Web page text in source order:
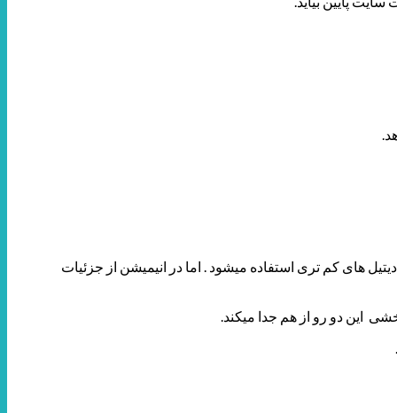
های کم تری استفاده میشود . اما در انیمیشن از جزئیات
این دو رو از هم جدا میکند.